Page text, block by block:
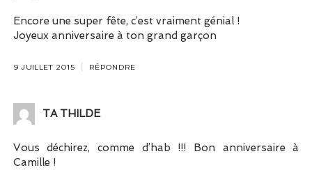
Encore une super fête, c’est vraiment génial !
Joyeux anniversaire à ton grand garçon
9 JUILLET 2015 RÉPONDRE
TA THILDE
Vous déchirez, comme d’hab !!! Bon anniversaire à
Camille !